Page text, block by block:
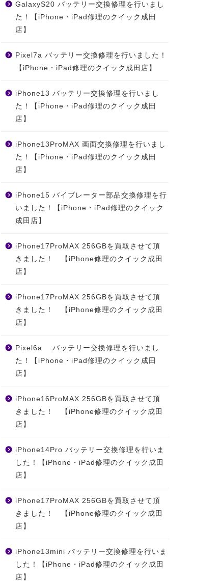
GalaxyS20 バッテリー交換修理を行いまし
た！【iPhone・iPad修理のクイック成田
店】
Pixel7a バッテリー交換修理を行いました！
【iPhone・iPad修理のクイック成田店】
iPhone13 バッテリー交換修理を行いまし
た！【iPhone・iPad修理のクイック成田
店】
iPhone13ProMAX 画面交換修理を行いまし
た！【iPhone・iPad修理のクイック成田
店】
iPhone15 バイブレーター部品交換修理を行
いました！【iPhone・iPad修理のクイック
成田店】
iPhone17ProMAX 256GBを買取させて頂
きました！ 【iPhone修理のクイック成田
店】
iPhone17ProMAX 256GBを買取させて頂
きました！ 【iPhone修理のクイック成田
店】
Pixel6a バッテリー交換修理を行いまし
た！【iPhone・iPad修理のクイック成田
店】
iPhone16ProMAX 256GBを買取させて頂
きました！ 【iPhone修理のクイック成田
店】
iPhone14Pro バッテリー交換修理を行いま
した！【iPhone・iPad修理のクイック成田
店】
iPhone17ProMAX 256GBを買取させて頂
きました！ 【iPhone修理のクイック成田
店】
iPhone13mini バッテリー交換修理を行いま
した！【iPhone・iPad修理のクイック成田
店】